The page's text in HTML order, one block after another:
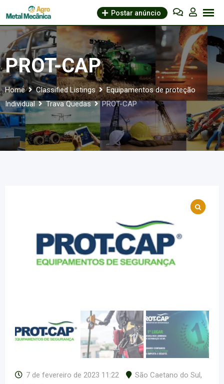
to
content
Postar anúncio
PROT-CAP
Home Classified Listings
Equipamentos de proteção
Individual
Trava Quedas PROT-CAP
7 de fevereiro de 2023 11:22 São Caetano do Sul,